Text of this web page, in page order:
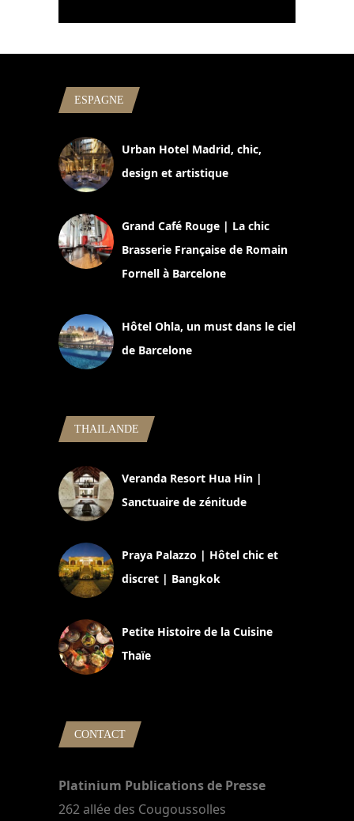
ESPAGNE
Urban Hotel Madrid, chic,
design et artistique
Grand Café Rouge | La chic
Brasserie Française de Romain
Fornell à Barcelone
Hôtel Ohla, un must dans le ciel
de Barcelone
THAILANDE
Veranda Resort Hua Hin |
Sanctuaire de zénitude
Praya Palazzo | Hôtel chic et
discret | Bangkok
Petite Histoire de la Cuisine
Thaïe
CONTACT
Platinium Publications de Presse
262 allée des Cougoussolles